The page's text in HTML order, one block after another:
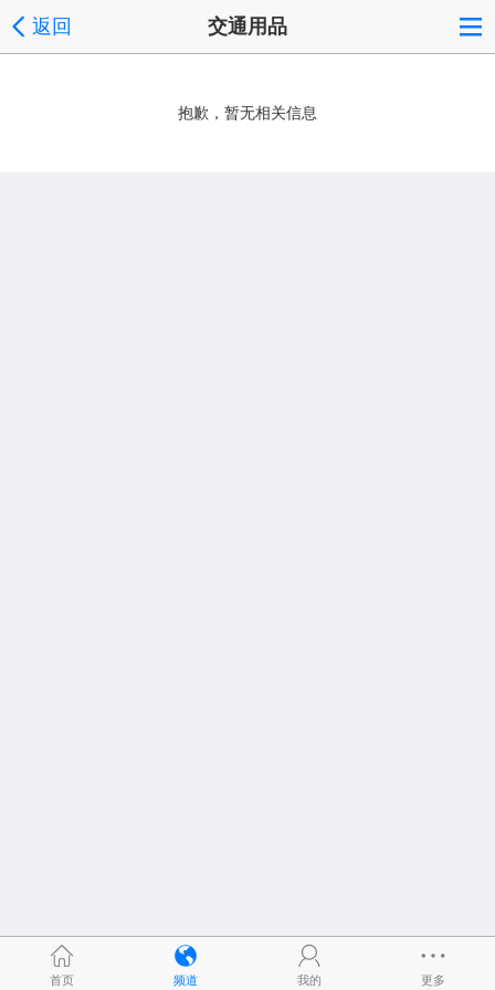
返回 交通用品
抱歉，暂无相关信息
首页 频道 我的 更多